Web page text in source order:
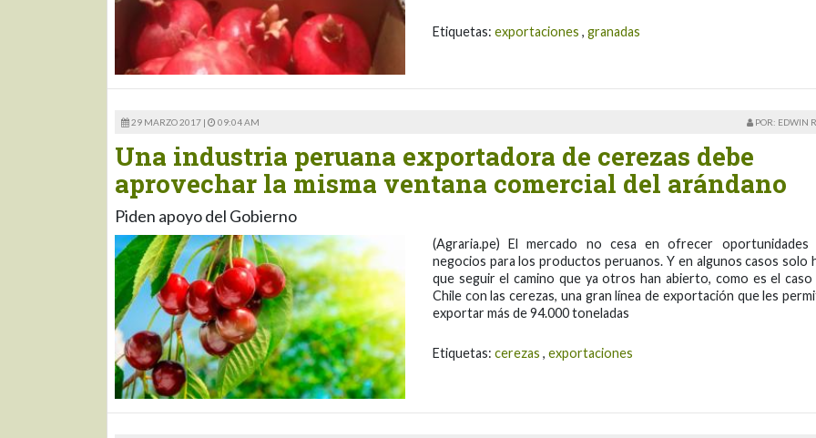
Etiquetas: exportaciones , granadas
29 MARZO 2017 | 09:04 AM POR: EDWIN
Una industria peruana exportadora de cerezas debe
aprovechar la misma ventana comercial del arándano
Piden apoyo del Gobierno
(Agraria.pe) El mercado no cesa en ofrecer oportunidades
negocios para los productos peruanos. Y en algunos casos solo
que seguir el camino que ya otros han abierto, como es el caso
Chile con las cerezas, una gran línea de exportación que les
exportar más de 94.000 toneladas
Etiquetas: cerezas , exportaciones